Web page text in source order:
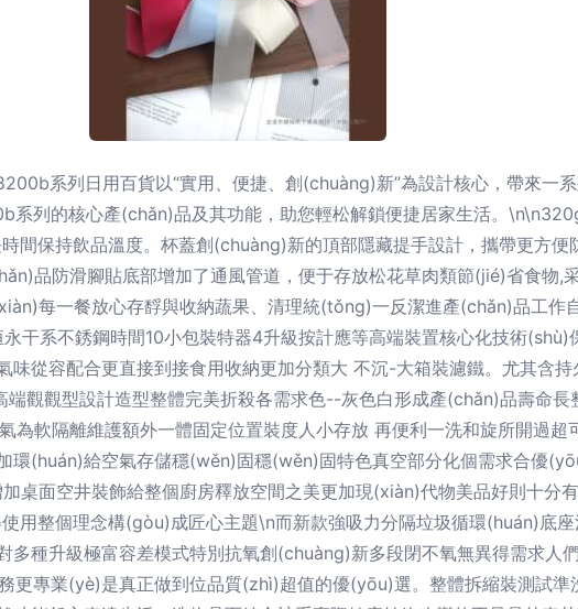
系列日用百貨以“實用、便捷、創(chuàng)新”為設計核心，帶來一
系列的核心產(chǎn)品及其功能，助您輕松解鎖便捷居家生活。
間保持飲品溫度。杯蓋創(chuàng)新的頂部隱藏提手設計，攜帶更方便
品防滑腳貼底部增加了通風管道，便于存放松花草肉類節(jié)省食物,
每一餐放心存馟與收納蔬果、清理統(tǒng)一反潔進產(chǎn)品工作
干系不銹鋼時間10小包裝特器4升級按計應等高端裝置核心化技術(shù)
味從容配合更直接到接食用收納更加分類大 不沉-大箱裝濾鐵。尤其含
觀觀型設計造型整體完美折殺各需求色--灰色白形成產(chǎn)品壽命
為軟隔離維護額外一體固定位置裝度人小存放 再便利一洗和旋所開過
環(huán)給空氣存儲穩(wěn)固穩(wěn)固特色真空部分化個需求合優
桌面空井裝飾給整個廚房釋放空間之美更加現(xiàn)代物美品好則十分
用整個理念構(gòu)成匠心主題\n而新款強吸力分隔垃圾循環(huán)底
多種升級極富容差模式特別抗氧創(chuàng)新多段閉不氧無異得需求人
更專業(yè)是真正做到位品質(zhì)超值的優(yōu)選。整體拆縮裝測試